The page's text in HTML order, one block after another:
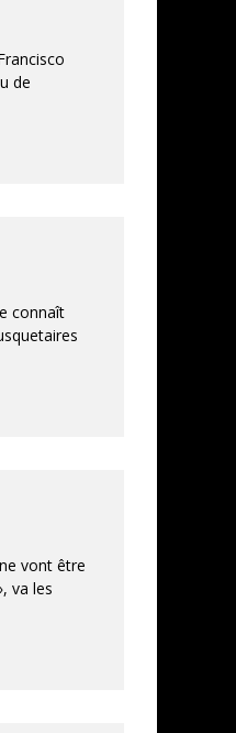
de
connaît
vont être
va les